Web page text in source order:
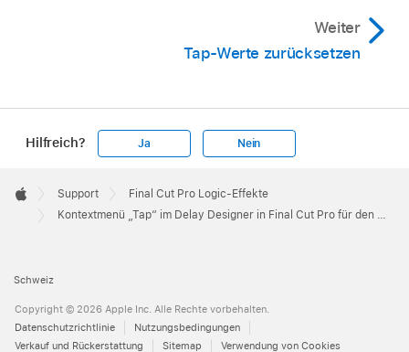
Weiter
Tap-Werte zurücksetzen
Hilfreich? Ja Nein
Footer

Apple
Support
Final Cut Pro Logic-Effekte
Kontextmenü „Tap“ im Delay Designer in Final Cut Pro für den Mac
Schweiz
Copyright © 2026 Apple Inc. Alle Rechte vorbehalten.
Datenschutzrichtlinie
Nutzungsbedingungen
Verkauf und Rückerstattung
Sitemap Verwendung von Cookies